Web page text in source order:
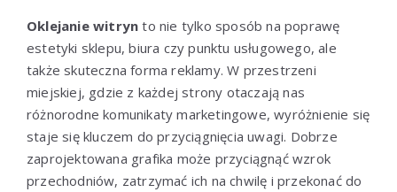
Oklejanie witryn to nie tylko sposób na poprawę
estetyki sklepu, biura czy punktu usługowego, ale
także skuteczna forma reklamy. W przestrzeni
miejskiej, gdzie z każdej strony otaczają nas
różnorodne komunikaty marketingowe, wyróżnienie się
staje się kluczem do przyciągnięcia uwagi. Dobrze
zaprojektowana grafika może przyciągnąć wzrok
przechodniów, zatrzymać ich na chwilę i przekonać do